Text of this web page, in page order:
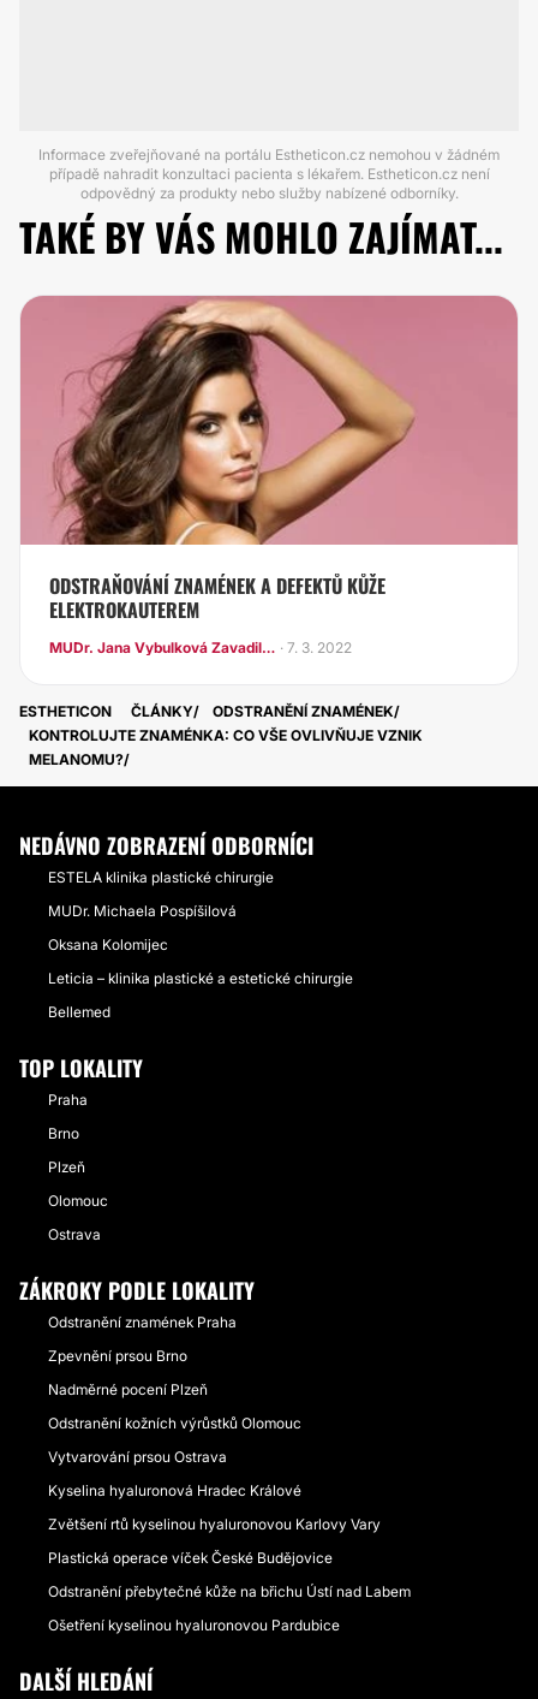
Informace zveřejňované na portálu Estheticon.cz nemohou v žádném
případě nahradit konzultaci pacienta s lékařem. Estheticon.cz není
odpovědný za produkty nebo služby nabízené odborníky.
TAKÉ BY VÁS MOHLO ZAJÍMAT...
ODSTRAŇOVÁNÍ ZNAMÉNEK A DEFEKTŮ KŮŽE
ELEKTROKAUTEREM
MUDr. Jana Vybulková Zavadilová · 7. 3. 2022
ESTHETICON ČLÁNKY
ODSTRANĚNÍ ZNAMÉNEK
KONTROLUJTE ZNAMÉNKA: CO VŠE OVLIVŇUJE VZNIK
MELANOMU?
NEDÁVNO ZOBRAZENÍ ODBORNÍCI
ESTELA klinika plastické chirurgie
MUDr. Michaela Pospíšilová
Oksana Kolomijec
Leticia – klinika plastické a estetické chirurgie
Bellemed
TOP LOKALITY
Praha
Brno
Plzeň
Olomouc
Ostrava
ZÁKROKY PODLE LOKALITY
Odstranění znamének Praha
Zpevnění prsou Brno
Nadměrné pocení Plzeň
Odstranění kožních výrůstků Olomouc
Vytvarování prsou Ostrava
Kyselina hyaluronová Hradec Králové
Zvětšení rtů kyselinou hyaluronovou Karlovy Vary
Plastická operace víček České Budějovice
Odstranění přebytečné kůže na břichu Ústí nad Labem
Ošetření kyselinou hyaluronovou Pardubice
DALŠÍ HLEDÁNÍ